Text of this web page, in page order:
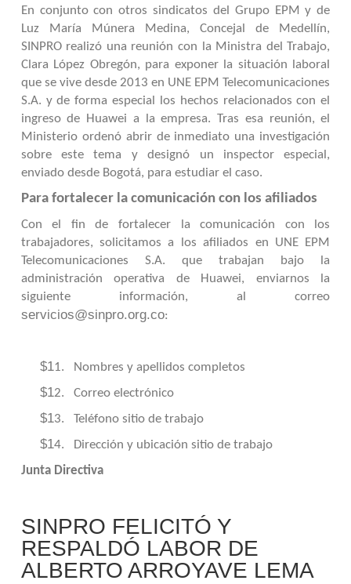
En conjunto con otros sindicatos del Grupo EPM y de
Luz María Múnera Medina, Concejal de Medellín,
SINPRO realizó una reunión con la Ministra del Trabajo,
Clara López Obregón, para exponer la situación laboral
que se vive desde 2013 en UNE EPM Telecomunicaciones
S.A. y de forma especial los hechos relacionados con el
ingreso de Huawei a la empresa. Tras esa reunión, el
Ministerio ordenó abrir de inmediato una investigación
sobre este tema y designó un inspector especial,
enviado desde Bogotá, para estudiar el caso.
Para fortalecer la comunicación con los afiliados
Con el fin de fortalecer la comunicación con los
trabajadores, solicitamos a los afiliados en UNE EPM
Telecomunicaciones S.A. que trabajan bajo la
administración operativa de Huawei, enviarnos la
siguiente información, al correo
servicios@sinpro.org.co:
$11. Nombres y apellidos completos
$12. Correo electrónico
$13. Teléfono sitio de trabajo
$14.
Dirección y ubicación sitio de trabajo
Junta Directiva
SINPRO FELICITÓ Y
RESPALDÓ LABOR DE
ALBERTO ARROYAVE LEMA